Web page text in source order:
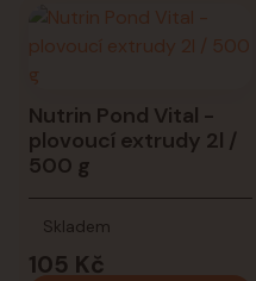
Nutrin Pond Vital -
plovoucí extrudy 2l /
500 g
105 Kč
Skladem